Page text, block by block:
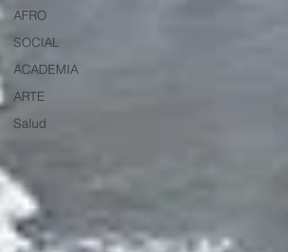
AFRO
SOCIAL
ACADEMIA
ARTE
Salud